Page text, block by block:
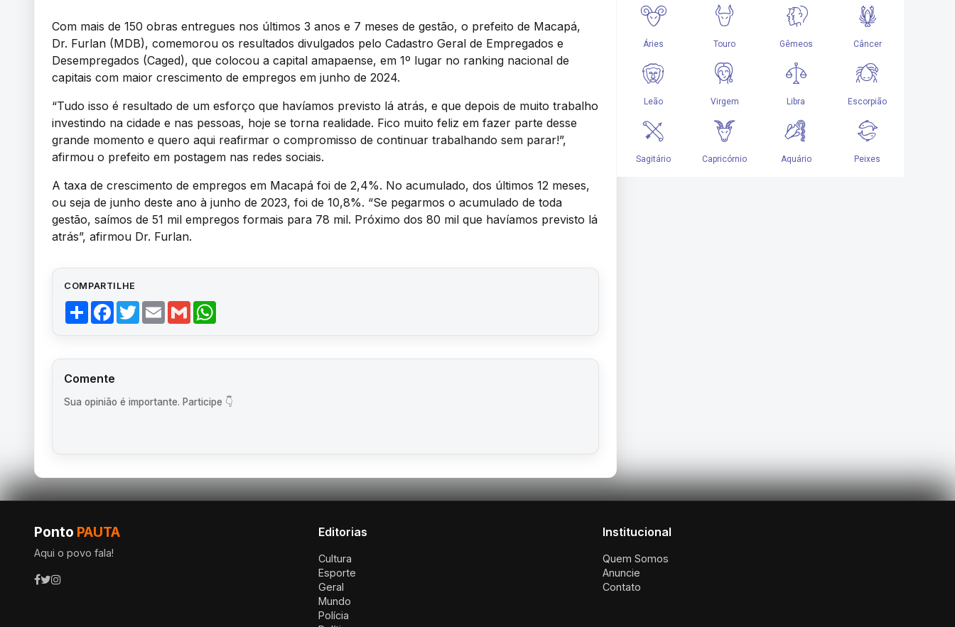
Com mais de 150 obras entregues nos últimos 3 anos e 7 meses de gestão, o prefeito de Macapá,
Dr. Furlan (MDB), comemorou os resultados divulgados pelo Cadastro Geral de Empregados e
Desempregados (Caged), que colocou a capital amapaense, em 1º lugar no ranking nacional de
capitais com maior crescimento de empregos em junho de 2024.
“Tudo isso é resultado de um esforço que havíamos previsto lá atrás, e que depois de muito trabalho
investindo na cidade e nas pessoas, hoje se torna realidade. Fico muito feliz em fazer parte desse
grande momento e quero aqui reafirmar o compromisso de continuar trabalhando sem parar!”,
afirmou o prefeito em postagem nas redes sociais.
A taxa de crescimento de empregos em Macapá foi de 2,4%. No acumulado, dos últimos 12 meses,
ou seja de junho deste ano à junho de 2023, foi de 10,8%. “Se pegarmos o acumulado de toda
gestão, saímos de 51 mil empregos formais para 78 mil. Próximo dos 80 mil que havíamos previsto lá
atrás”, afirmou Dr. Furlan.
COMPARTILHE
ShareFacebook
TwitterEmail Gmail
Comente
Sua opinião é importante. Participe 👇
Ponto PAUTA
Aqui o povo fala!
Editorias
Cultura
Esporte
Geral
Mundo
Polícia
Institucional
Quem Somos
Anuncie
Contato